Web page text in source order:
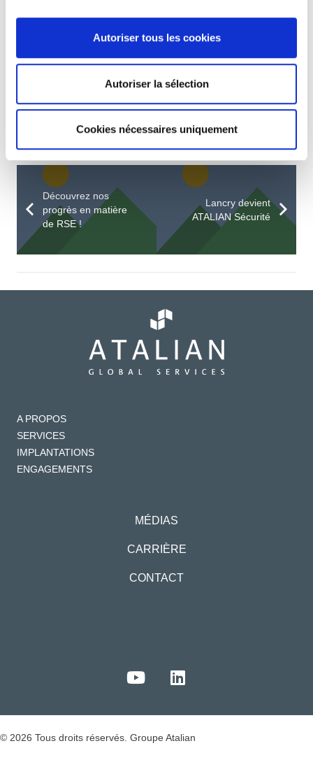
Autoriser tous les cookies
Autoriser la sélection
Cookies nécessaires uniquement
Découvrez nos
progrès en matière
de RSE !
Lancry devient
ATALIAN Sécurité
A PROPOS
SERVICES
IMPLANTATIONS
ENGAGEMENTS
MÉDIAS
CARRIÈRE
CONTACT
© 2026 Tous droits réservés. Groupe Atalian